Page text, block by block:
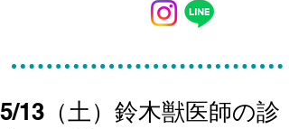
5/13（土）鈴木獣医師の診